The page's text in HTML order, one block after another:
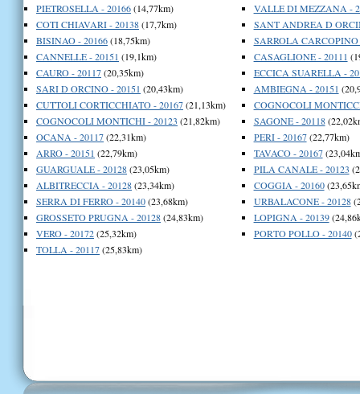
PIETROSELLA - 20166(14,77km)
COTI CHIAVARI - 20138(17,7km)
BISINAO - 20166(18,75km)
CANNELLE - 20151 (19,1km)
CAURO - 20117(20,35km)
SARI D ORCINO - 20151 (20,43km)
CUTTOLI CORTICCHIATO - 20167(21,13km)
COGNOCOLI MONTICHI - 20123 (21,82km)
OCANA - 20117(22,31km)
ARRO - 20151 (22,79km)
GUARGUALE - 20128(23,05km)
ALBITRECCIA - 20128(23,34km)
SERRA DI FERRO - 20140(23,68km)
GROSSETO PRUGNA - 20128(24,83km)
VERO - 20172(25,32km)
TOLLA - 20117(25,83km)
VALLE DI MEZZANA -
SANT ANDREA D
SARROLA CARCOPINO
CASAGLIONE - 20111
ECCICA SUARELLA -
AMBIEGNA - 20151
COGNOCOLI
SAGONE - 20118
PERI - 20167(22,77km)
TAVACO - 20167
PILA CANALE - 20123
COGGIA - 20160
URBALACONE - 20128
LOPIGNA - 20139
PORTO POLLO - 20140